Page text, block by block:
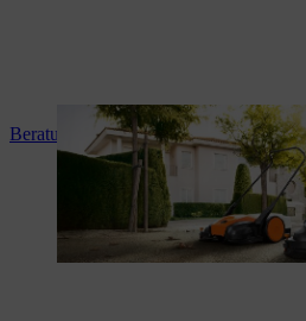
Beratung und Produkteinweisung